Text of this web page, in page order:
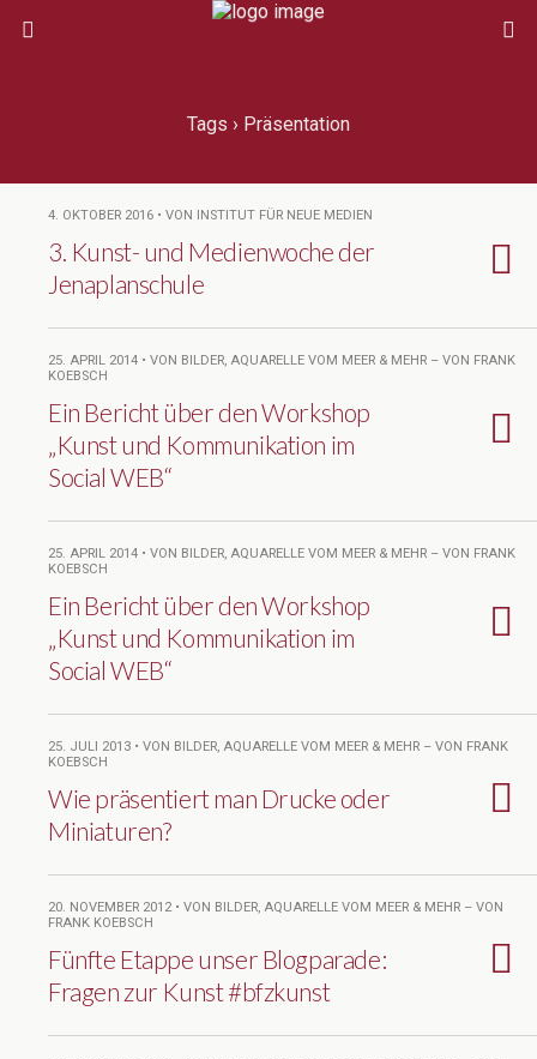
Tags › Präsentation
4. OKTOBER 2016 • VON INSTITUT FÜR NEUE MEDIEN
3. Kunst- und Medienwoche der
Jenaplanschule
25. APRIL 2014 • VON BILDER, AQUARELLE VOM MEER & MEHR – VON FRANK
KOEBSCH
Ein Bericht über den Workshop
„Kunst und Kommunikation im
Social WEB“
25. APRIL 2014 • VON BILDER, AQUARELLE VOM MEER & MEHR – VON FRANK
KOEBSCH
Ein Bericht über den Workshop
„Kunst und Kommunikation im
Social WEB“
25. JULI 2013 • VON BILDER, AQUARELLE VOM MEER & MEHR – VON FRANK
KOEBSCH
Wie präsentiert man Drucke oder
Miniaturen?
20. NOVEMBER 2012 • VON BILDER, AQUARELLE VOM MEER & MEHR – VON
FRANK KOEBSCH
Fünfte Etappe unser Blogparade:
Fragen zur Kunst #bfzkunst